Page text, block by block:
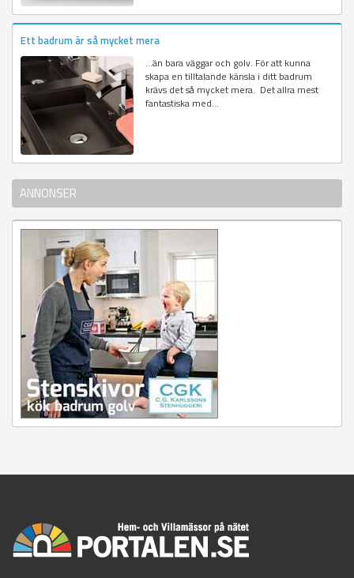
Ett badrum är så mycket mera
…än bara väggar och golv. För att kunna
skapa en tilltalande känsla i ditt badrum
krävs det så mycket mera. Det allra mest
fantastiska med...
ANNONSER